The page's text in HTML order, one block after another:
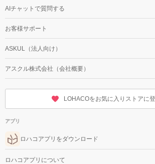
AIチャットで質問する
お客様サポート
ASKUL（法人向け）
アスクル株式会社（会社概要）
LOHACOをお気に入りストアに
アプリ
ロハコアプリをダウンロード
ロハコアプリについて